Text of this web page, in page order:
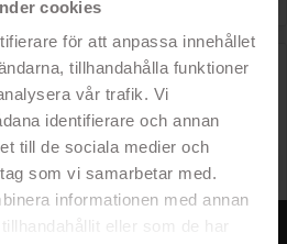
cookies
för att anpassa innehållet
tillhandahålla funktioner
vår trafik. Vi
identifierare och annan
till de sociala medier och
som vi samarbetar med.
informationen med annan
eller som de har
flexibel skruvmejsel och 64 delar
349 kr
kr